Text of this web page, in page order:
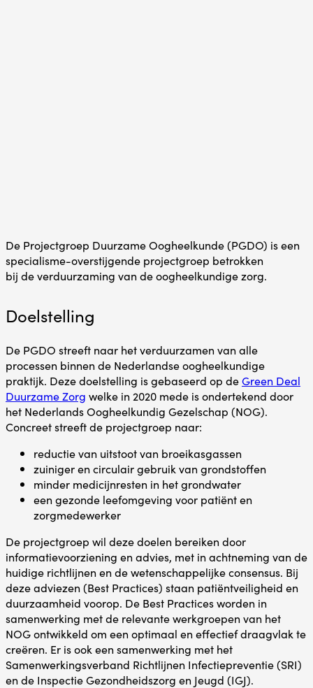
De Projectgroep Duurzame Oogheelkunde (PGDO) is een
specialisme-overstijgende projectgroep betrokken
bij deverduurzaming van de oogheelkundige zorg.
Doelstelling
De PGDO streeft naar het verduurzamen van alle
processen binnen de Nederlandse oogheelkundige
praktijk. Deze doelstelling is gebaseerd op deGreen Deal
Duurzame Zorg welke in 2020 mede is ondertekend door
het Nederlands Oogheelkundig Gezelschap (NOG).
Concreet streeft de projectgroep naar:
reductie van uitstoot van broeikasgassen
zuiniger en circulair gebruik van grondstoffen
minder medicijnresten in het grondwater
een gezonde leefomgeving voor patiënt en
zorgmedewerker
De projectgroep wil deze doelen bereiken door
informatievoorziening en advies, met in achtneming van de
huidige richtlijnen en de wetenschappelijke consensus. Bij
deze adviezen (Best Practices) staan patiëntveiligheid en
duurzaamheid voorop. De Best Practices worden in
samenwerking met de relevante werkgroepen van het
NOG ontwikkeld om een optimaal en effectief draagvlak te
creëren. Er is ook een samenwerking met het
Samenwerkingsverband Richtlijnen Infectiepreventie (SRI)
en de Inspectie Gezondheidszorg en Jeugd (IGJ).